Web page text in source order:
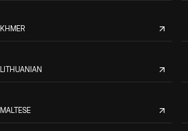
KHMER
LITHUANIAN
MALTESE